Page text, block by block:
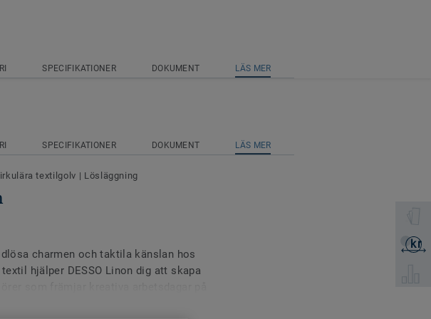
SPECIFIKATIONER DOKUMENT LÄS MER
Välj
kr
Välj
SPECIFIKATIONER DOKUMENT LÄS MER
textilgolv | Lösläggning
charmen och taktila känslan hos
hjälper DESSO Linon dig att skapa